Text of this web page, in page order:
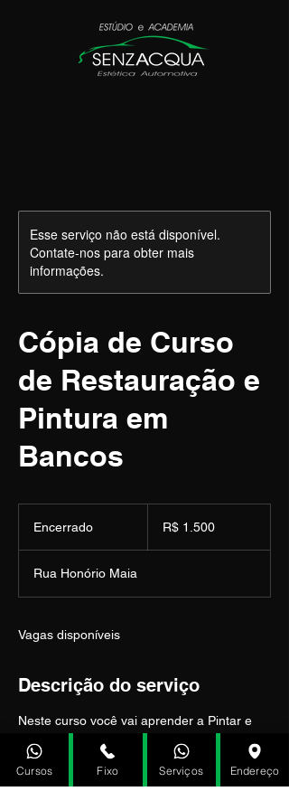
Esse serviço não está disponível.
Contate-nos para obter mais
informações.
Cópia de Curso
de Restauração e
Pintura em
Bancos
Encerrado
e
r
a
brasileiros
R$ 1.500
Rua Honório Maia
Vagas disponíveis
Descrição do serviço
Neste curso você vai aprender a Pintar e
restaurar bancos de couro com defeitos de
desgate, tipo rachaduras, furos ou rasgos.
Você aprenderá também a mudar a cor
interna do Carro, aprenderá a pintar
Cursos Fixo Serviços Endereço